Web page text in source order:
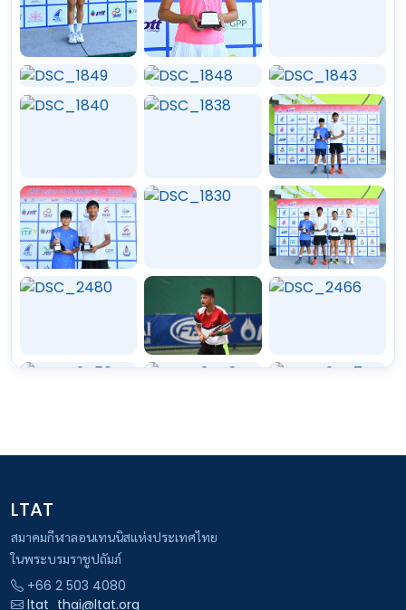
LTAT
สมาคมกีฬาลอนเทนนิสแห่งประเทศไทย
ในพระบรมราชูปถัมภ์
+66 2 503 4080
ltat_thai@ltat.org